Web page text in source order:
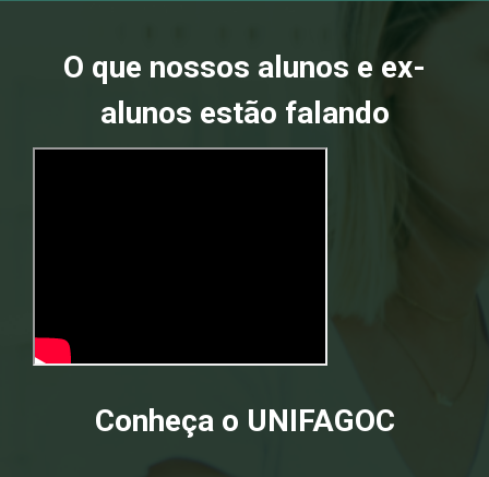
O que nossos alunos e ex-
alunos estão falando
Conheça o UNIFAGOC